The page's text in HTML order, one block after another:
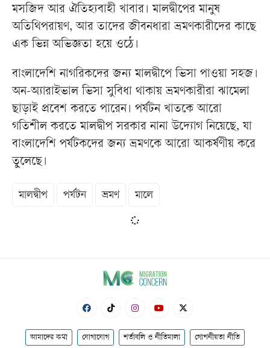
মসজিদ আর ঐতিহ্যবাহী খাবার। মালদ্বীপের মানুষ
অতিথিপরায়ণ, আর তাদের জীবনধারা ভ্রমণকারীদের কাছে
এক ভিন্ন অভিজ্ঞতা হয়ে ওঠে।
বাংলাদেশি নাগরিকদের জন্য মালদ্বীপে ভিসা পাওয়া সহজ।
অন-অ্যারাইভাল ভিসা সুবিধা থাকায় ভ্রমণকারীরা ঝামেলা
ছাড়াই প্রবেশ করতে পারেন। পর্যটন খাতকে আরো
গতিশীল করতে মালদ্বীপ সরকার নানা উদ্যোগ নিয়েছে, যা
বাংলাদেশি পর্যটকদের জন্য ভ্রমণকে আরো আকর্ষণীয় করে
তুলেছে।
মালদ্বীপ পর্যটন ভ্রমণ মালে
আমাদের কথা যোগাযোগ শর্তাবলি ও নীতিমালা গোপনীয়তা নীতি